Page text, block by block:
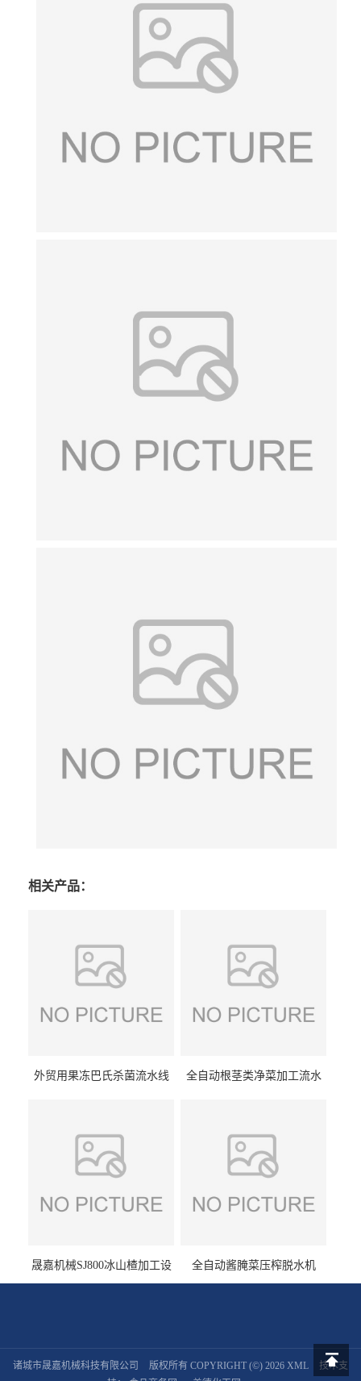
相关产品：
外贸用果冻巴氏杀菌流水线
全自动根茎类净菜加工流水
晟嘉机械SJ800冰山楂加工设
备 山楂浸糖机设备
全自动酱腌菜压榨脱水机
诸城市晟嘉机械科技有限公司 版权所有 COPYRIGHT (©) 2026 XML
技术支